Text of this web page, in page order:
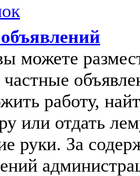
можете
работу,
или отдать
руки. За